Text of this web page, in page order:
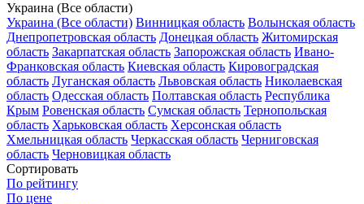
Украина (Все области)
Украина (Все области) Винницкая область Волынская область
Днепропетровская область Донецкая область Житомирская
область Закарпатская область Запорожская область Ивано-
Франковская область Киевская область Кировоградская
область Луганская область Львовская область Николаевская
область Одесская область Полтавская область Республика
Крым Ровенская область Сумская область Тернопольская
область Харьковская область Херсонская область
Хмельницкая область Черкасская область Черниговская
область Черновицкая область
Сортировать
По рейтингу
По цене